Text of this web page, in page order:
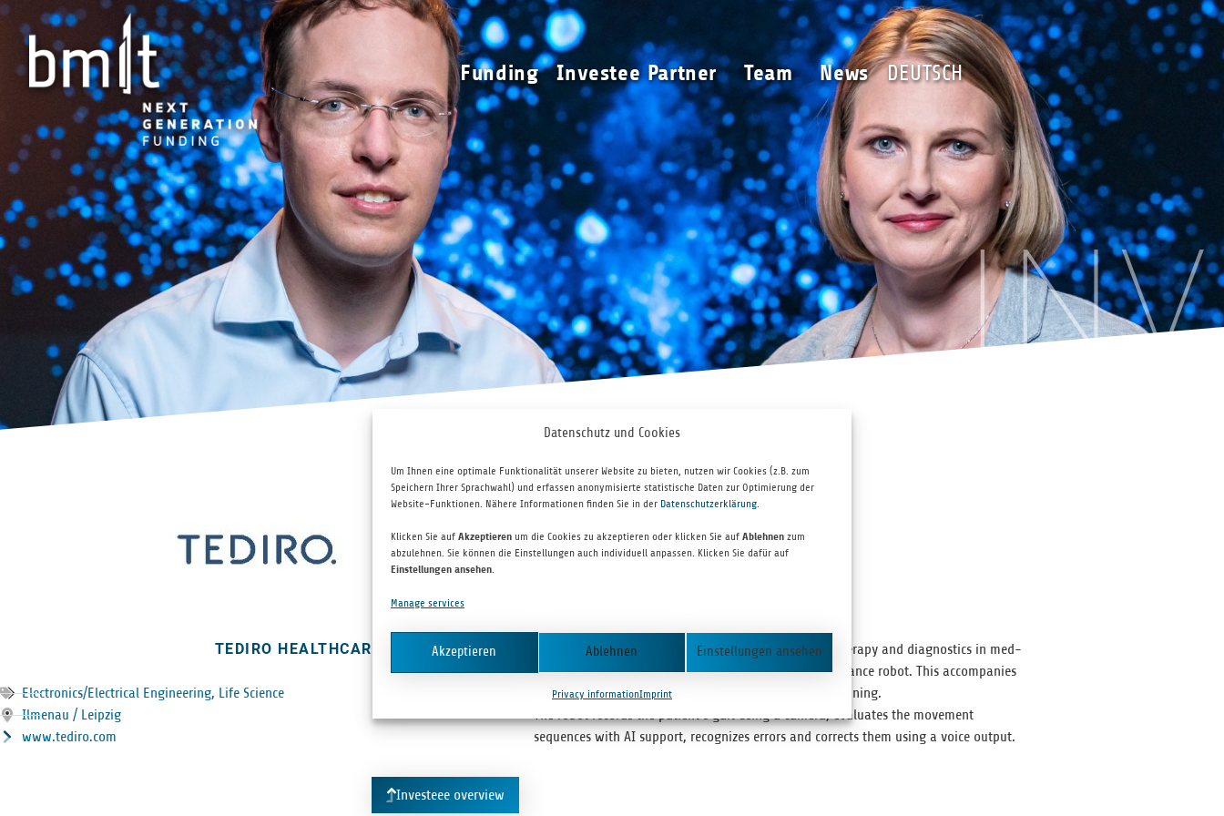
Datenschutz und Cookies
Um Ihnen eine optimale Funktionalität unserer Website zu bieten, nutzen wir Cookies (z.B. zum
Speichern Ihrer Sprachwahl) und erfassen anonymisierte statistische Daten zur Optimierung der
Website-Funktionen. Nähere Informationen finden Sie in der Datenschutzerklärung
Klicken Sie auf Akzeptieren um die Cookies zu akzeptieren oder klicken Sie auf Ablehnen zum
abzulehnen. Sie können die Einstellungen auch individuell anpassen. Klicken Sie dafür auf
Einstellungen ansehen
Manage services
Akzeptieren Ablehnen Einstellungen ansehen
Privacy informationImprint
Funding Investee Partner Team News DEUTSCH
Funding Investee Partner Team News DEUTSCH
INVESTEE PARTNER
tediro
TEDIRO HEALTH­CARE ROBOT­ICS GMBH
Electronics/Electrical Engineering, Life Science
Ilme­nau / Leipzig
www.tediro.com
Investeee overview
TEDIRO is devel­op­ing a mobile robot­ics plat­form for ther­apy and diag­nos­tics in med­
ical facil­i­ties. The first prod­uct is an autonomous assis­tance robot. This accom­pa­nies
patients after hip or knee oper­a­tions as part of gait training.
The robot records the patien­t’s gait using a cam­era, eval­u­ates the move­ment
sequences with AI sup­port, rec­og­nizes errors and cor­rects them using a voice output.